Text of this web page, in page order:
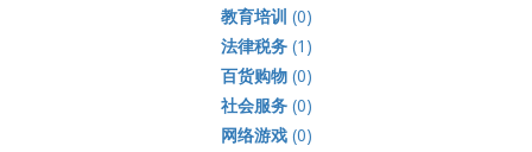
教育培训 (0)
法律税务(1)
百货购物(0)
社会服务(0)
网络游戏(0)